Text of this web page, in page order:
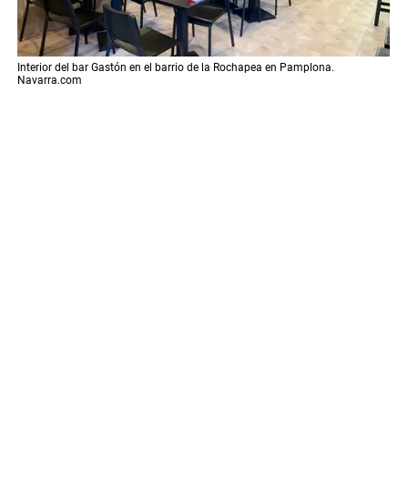
Interior del bar Gastón en el barrio de la Rochapea en Pamplona.
Navarra.com